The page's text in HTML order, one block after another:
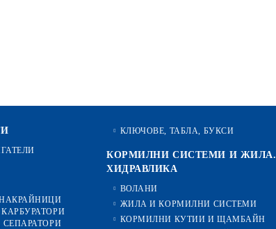
КЛЮЧОВЕ, ТАБЛА, БУКСИ
КОРМИЛНИ СИСТЕМИ И ЖИЛА.
ХИДРАВЛИКА
ВОЛАНИ
ЖИЛА И КОРМИЛНИ СИСТЕМИ
КОРМИЛНИ КУТИИ И ЩАМБАЙН